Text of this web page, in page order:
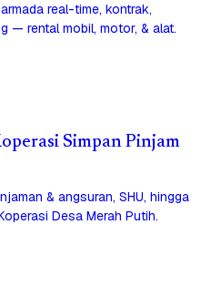
real-time, kontrak,
— rental mobil, motor, & alat.
Simpan Pinjam
& angsuran, SHU, hingga
Desa Merah Putih.